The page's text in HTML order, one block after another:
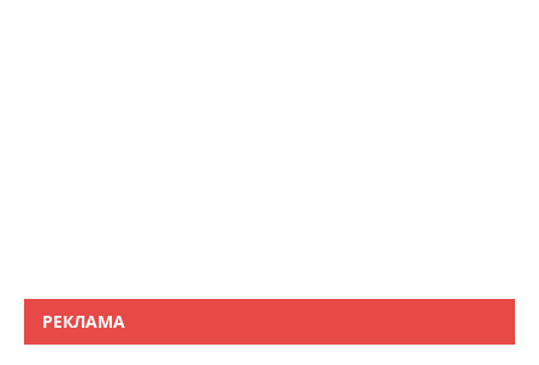
РЕКЛАМА